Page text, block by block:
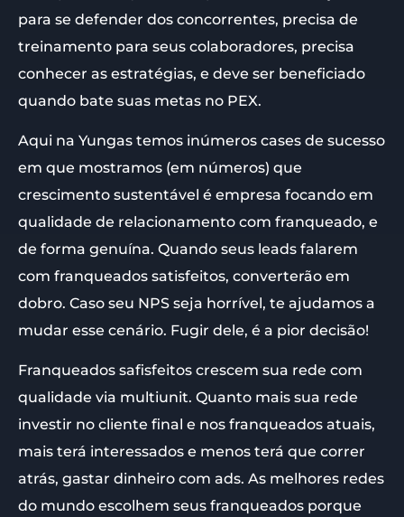
para se defender dos concorrentes, precisa de
treinamento para seus colaboradores, precisa
conhecer as estratégias, e deve ser beneficiado
quando bate suas metas no PEX.
Aqui na Yungas temos inúmeros cases de sucesso
em que mostramos (em números) que
crescimento sustentável é empresa focando em
qualidade de relacionamento com franqueado, e
de forma genuína. Quando seus leads falarem
com franqueados satisfeitos, converterão em
dobro. Caso seu NPS seja horrível, te ajudamos a
mudar esse cenário. Fugir dele, é a pior decisão!
Franqueados safisfeitos crescem sua rede com
qualidade via multiunit. Quanto mais sua rede
investir no cliente final e nos franqueados atuais,
mais terá interessados e menos terá que correr
atrás, gastar dinheiro com ads. As melhores redes
do mundo escolhem seus franqueados porque